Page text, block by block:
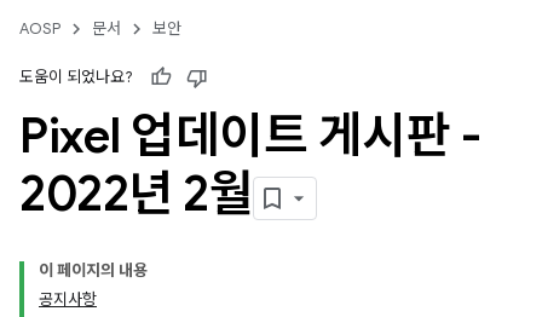
AOSP 문서 보안
도움이 되었나요?
Pixel 업데이트 게시판 -
2022년 2월
이 페이지의 내용
공지사항